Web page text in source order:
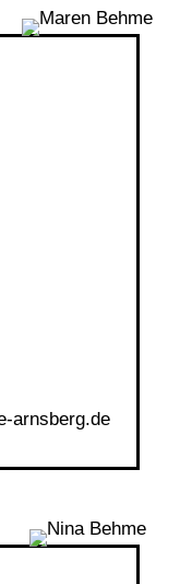
- rnsb rg d